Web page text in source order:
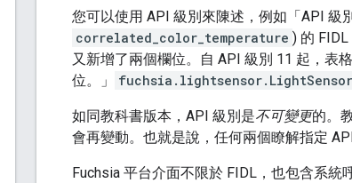
您可以使用 API 級別來陳述，例如「API 級
correlated_color_temperature ) 的
又新增了兩個欄位。自 API 級別 11 起，表
位。」
如同教科書版本，API 級別是不可變更的。
會再變動。也就是說，任何兩個瞭解指定
Fuchsia 平台介面不限於 FIDL，也包含系統